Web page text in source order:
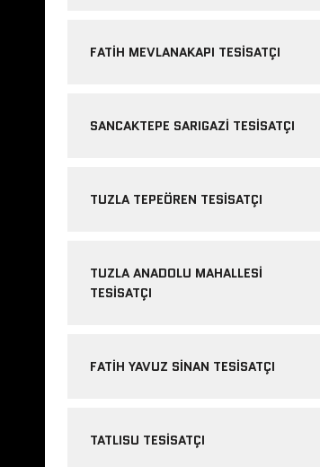
FATIH MEVLANAKAPI TESISATÇI
SANCAKTEPE SARIGAZI TESISATÇI
TUZLA TEPEÖREN TESISATÇI
TUZLA ANADOLU MAHALLESI
TESISATÇI
FATIH YAVUZ SINAN TESISATÇI
TATLISU TESISATÇI